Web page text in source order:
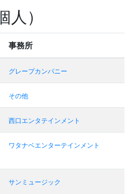
）
事務所
グレープカンパニー
その他
西口エンタテインメント
ワタナベエンターテインメント
サンミュージック